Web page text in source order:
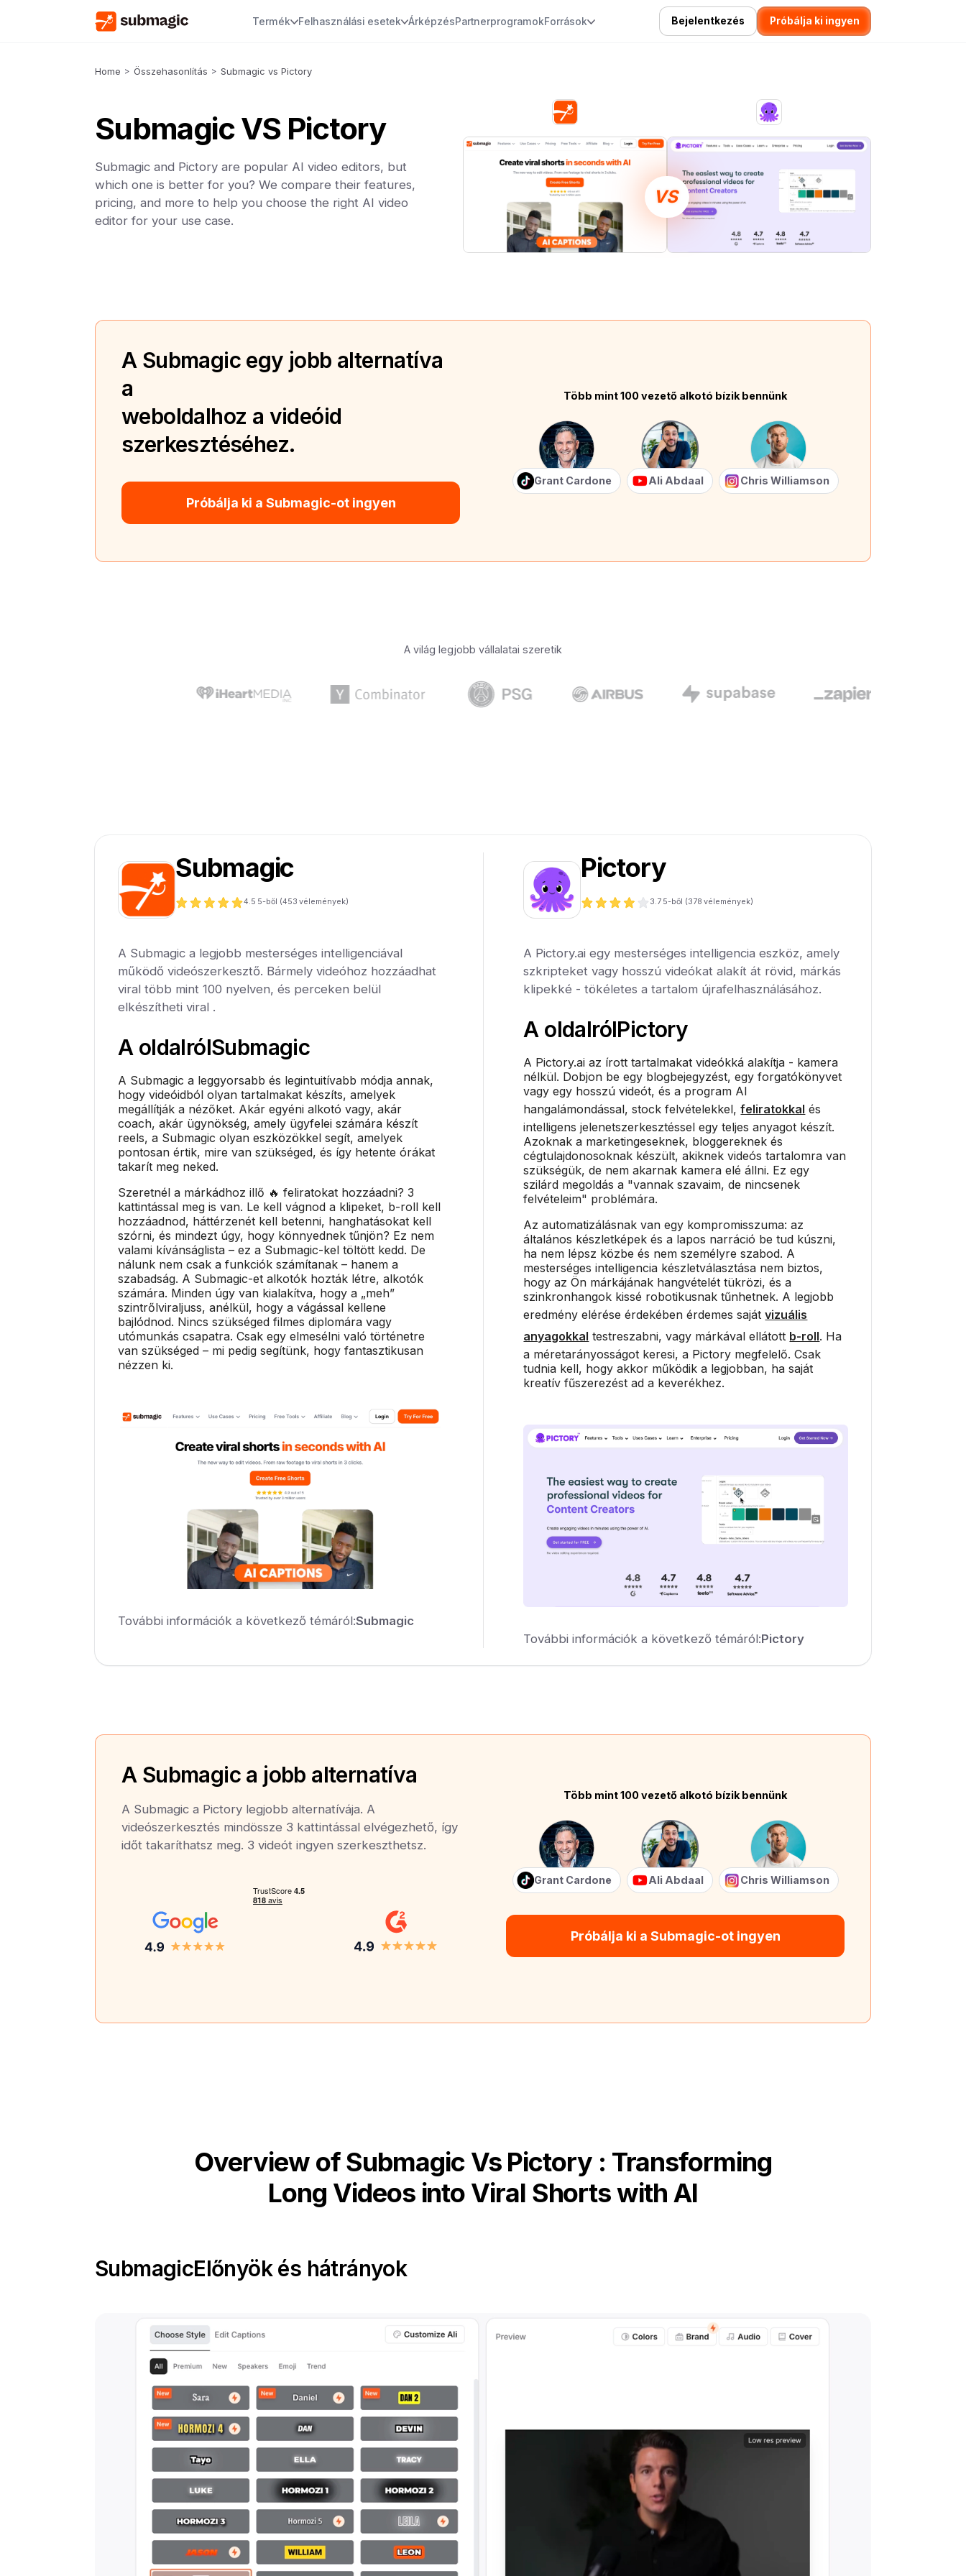
Termék Felhasználási esetek ÁrképzésPartnerprogramokForrások Bejelentkezés Próbálja ki ingyen
Home > Összehasonlítás > Submagic vs Pictory
Submagic VS Pictory
Submagic and Pictory are popular AI video editors, but
which one is better for you? We compare their features,
pricing, and more to help you choose the right AI video
editor for your use case.
VS
A Submagic egy jobb alternatíva
a
weboldalhoz a videóid
szerkesztéséhez.
Próbálja ki a Submagic-ot ingyen
Több mint 100 vezető alkotó bízik bennünk
Grant Cardone Ali Abdaal Chris Williamson
A világ legjobb vállalatai szeretik
Submagic
4.5 5-ből (453 vélemények)
A Submagic a legjobb mesterséges intelligenciával
működő videószerkesztő. Bármely videóhoz hozzáadhat
viral több mint 100 nyelven, és perceken belül
elkészítheti viral .
A oldalrólSubmagic
A Submagic a leggyorsabb és legintuitívabb módja annak,
hogy videóidból olyan tartalmakat készíts, amelyek
megállítják a nézőket. Akár egyéni alkotó vagy, akár
coach, akár ügynökség, amely ügyfelei számára készít
reels, a Submagic olyan eszközökkel segít, amelyek
pontosan értik, mire van szükséged, és így hetente órákat
takarít meg neked.
Szeretnél a márkádhoz illő 🔥 feliratokat hozzáadni? 3
kattintással meg is van. Le kell vágnod a klipeket, b-roll kell
hozzáadnod, háttérzenét kell betenni, hanghatásokat kell
szórni, és mindezt úgy, hogy könnyednek tűnjön? Ez nem
valami kívánságlista – ez a Submagic-kel töltött kedd. De
nálunk nem csak a funkciók számítanak – hanem a
szabadság. A Submagic-et alkotók hozták létre, alkotók
számára. Minden úgy van kialakítva, hogy a „meh”
szintrőlviraljuss, anélkül, hogy a vágással kellene
bajlódnod. Nincs szükséged filmes diplomára vagy
utómunkás csapatra. Csak egy elmesélni való történetre
van szükséged – mi pedig segítünk, hogy fantasztikusan
nézzen ki.
További információk a következő témáról:Submagic
Pictory
3.7 5-ből (378 vélemények)
A Pictory.ai egy mesterséges intelligencia eszköz, amely
szkripteket vagy hosszú videókat alakít át rövid, márkás
klipekké - tökéletes a tartalom újrafelhasználásához.
A oldalrólPictory
A Pictory.ai az írott tartalmakat videókká alakítja - kamera
nélkül. Dobjon be egy blogbejegyzést, egy forgatókönyvet
vagy egy hosszú videót, és a program AI
hangalámondással, stock felvételekkel,feliratokkal és
intelligens jelenetszerkesztéssel egy teljes anyagot készít.
Azoknak a marketingeseknek, bloggereknek és
cégtulajdonosoknak készült, akiknek videós tartalomra van
szükségük, de nem akarnak kamera elé állni. Ez egy
szilárd megoldás a "vannak szavaim, de nincsenek
felvételeim" problémára.
Az automatizálásnak van egy kompromisszuma: az
általános készletképek és a lapos narráció be tud kúszni,
ha nem lépsz közbe és nem személyre szabod. A
mesterséges intelligencia készletválasztása nem biztos,
hogy az Ön márkájának hangvételét tükrözi, és a
szinkronhangok kissé robotikusnak tűnhetnek. A legjobb
eredmény elérése érdekében érdemes sajátvizuális
anyagokkal testreszabni, vagy márkával ellátott b-roll. Ha
a méretarányosságot keresi, a Pictory megfelelő. Csak
tudnia kell, hogy akkor működik a legjobban, ha saját
kreatív fűszerezést ad a keverékhez.
További információk a következő témáról:Pictory
A Submagic a jobb alternatíva
A Submagic a Pictory legjobb alternatívája. A
videószerkesztés mindössze 3 kattintással elvégezhető, így
időt takaríthatsz meg. 3 videót ingyen szerkeszthetsz.
Több mint 100 vezető alkotó bízik bennünk
Grant Cardone Ali Abdaal Chris Williamson
Próbálja ki a Submagic-ot ingyen
Overview of Submagic Vs Pictory : Transforming
Long Videos into Viral Shorts with AI
SubmagicElőnyök és hátrányok